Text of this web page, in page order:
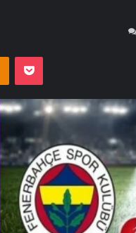
Odnoklassniki
Pocket